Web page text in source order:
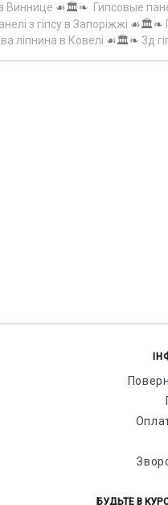
Виннице ☙🏛️❧ Гипсовые
з гіпсу в Запоріжжі ☙🏛️❧
ліпнина в Ковелі ☙🏛️❧ 3д
БУДЬТЕ В